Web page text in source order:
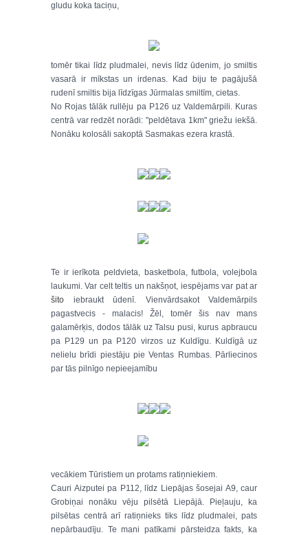
gludu koka taciņu,
tomēr tikai līdz pludmalei, nevis līdz ūdenim, jo smiltis
vasarā ir mīkstas un irdenas. Kad biju te pagājušā
rudenī smiltis bija līdzīgas Jūrmalas smiltīm, cietas.
No Rojas tālāk rullēju pa P126 uz Valdemārpili. Kuras
centrā var redzēt norādi: "peldētava 1km" griežu iekšā.
Nonāku kolosāli sakoptā Sasmakas ezera krastā.
Te ir ierīkota peldvieta, basketbola, futbola, volejbola
laukumi. Var celt teltis un nakšņot, iespējams var pat ar
šito iebraukt ūdenī. Vienvārdsakot Valdemārpils
pagastvecis - malacis! Žēl, tomēr šis nav mans
galamērķis, dodos tālāk uz Talsu pusi, kurus apbraucu
pa P129 un pa P120 virzos uz Kuldīgu. Kuldīgā uz
nelielu brīdi piestāju pie Ventas Rumbas. Pārliecinos
par tās pilnīgo nepieejamību
vecākiem Tūristiem un protams ratiņniekiem.
Cauri Aizputei pa P112, līdz Liepājas šosejai A9, caur
Grobiņai nonāku vēju pilsētā Liepājā. Pieļauju, ka
pilsētas centrā arī ratiņnieks tiks līdz pludmalei, pats
nepārbaudīju. Te mani patīkami pārsteidza fakts, ka